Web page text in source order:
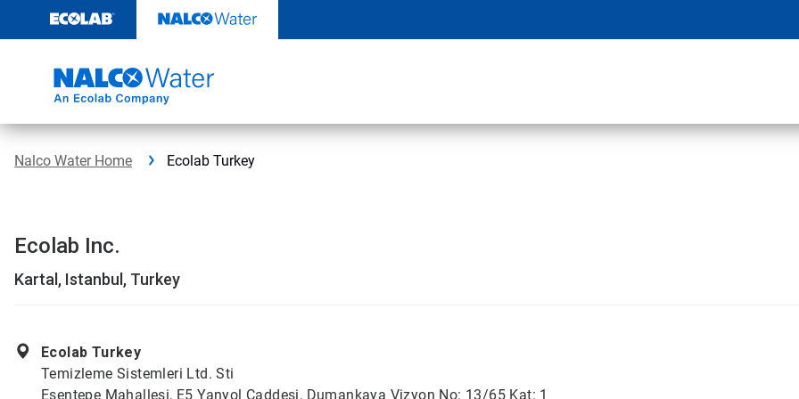
contenuto
Nalco Water Home Ecolab Turkey
Ecolab Inc.
Kartal, Istanbul, Turkey
Ecolab Turkey
Temizleme Sistemleri Ltd. Sti
Esentepe Mahallesi, E5 Yanyol Caddesi, Dumankaya Vizyon No: 13/65 Kat: 1